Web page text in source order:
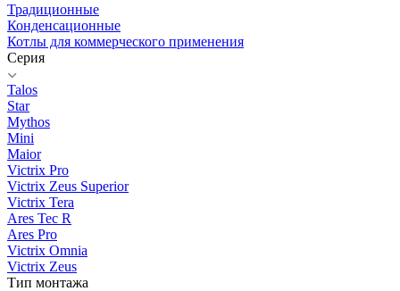
Традиционные
Конденсационные
Котлы для коммерческого применения
Серия
Talos
Star
Mythos
Mini
Maior
Victrix Pro
Victrix Zeus Superior
Victrix Tera
Ares Tec R
Ares Pro
Victrix Omnia
Victrix Zeus
Тип монтажа